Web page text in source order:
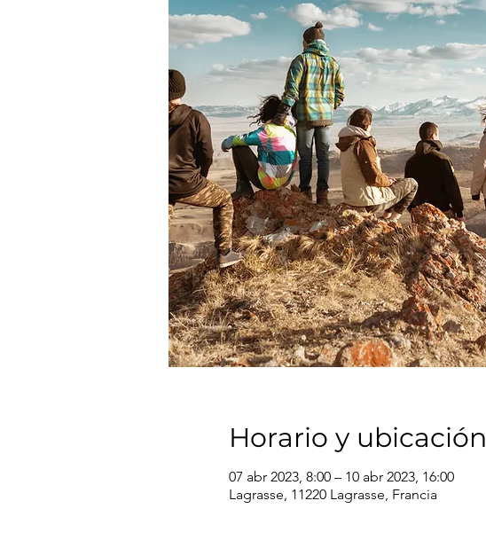
Horario y ubicación
07 abr 2023, 8:00 – 10 abr 2023, 16:00
Lagrasse, 11220 Lagrasse, Francia